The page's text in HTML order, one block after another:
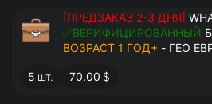
[ПРЕДЗАКАЗ 2-3 ДНЯ]
✅ВЕРИФИЦИРОВАННЫЙ
ВОЗРАСТ 1 ГОД+ - ГЕО
- ДОСТУПНО К
НОМЕРОВ - ПРАВА
5 шт. 70.00 $